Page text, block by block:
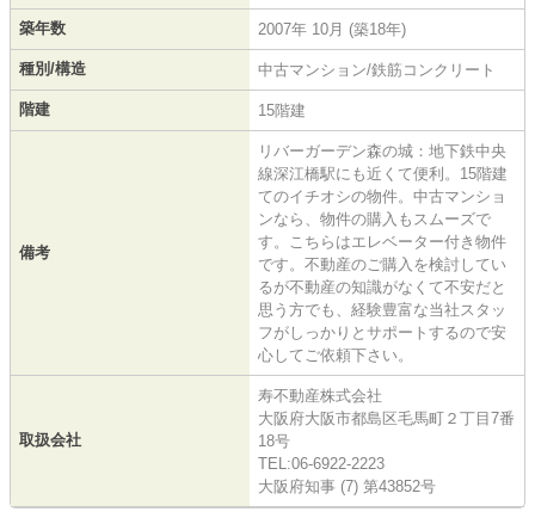
築年数 2007年 10月 (築18年)
種別/構造 中古マンション/鉄筋コンクリート
階建 15階建
備考
リバーガーデン森の城：地下鉄中央
線深江橋駅にも近くて便利。15階建
てのイチオシの物件。中古マンショ
ンなら、物件の購入もスムーズで
す。こちらはエレベーター付き物件
です。不動産のご購入を検討してい
るが不動産の知識がなくて不安だと
思う方でも、経験豊富な当社スタッ
フがしっかりとサポートするので安
心してご依頼下さい。
取扱会社
寿不動産株式会社
大阪府大阪市都島区毛馬町２丁目7番
18号
TEL:06-6922-2223
大阪府知事 (7) 第43852号